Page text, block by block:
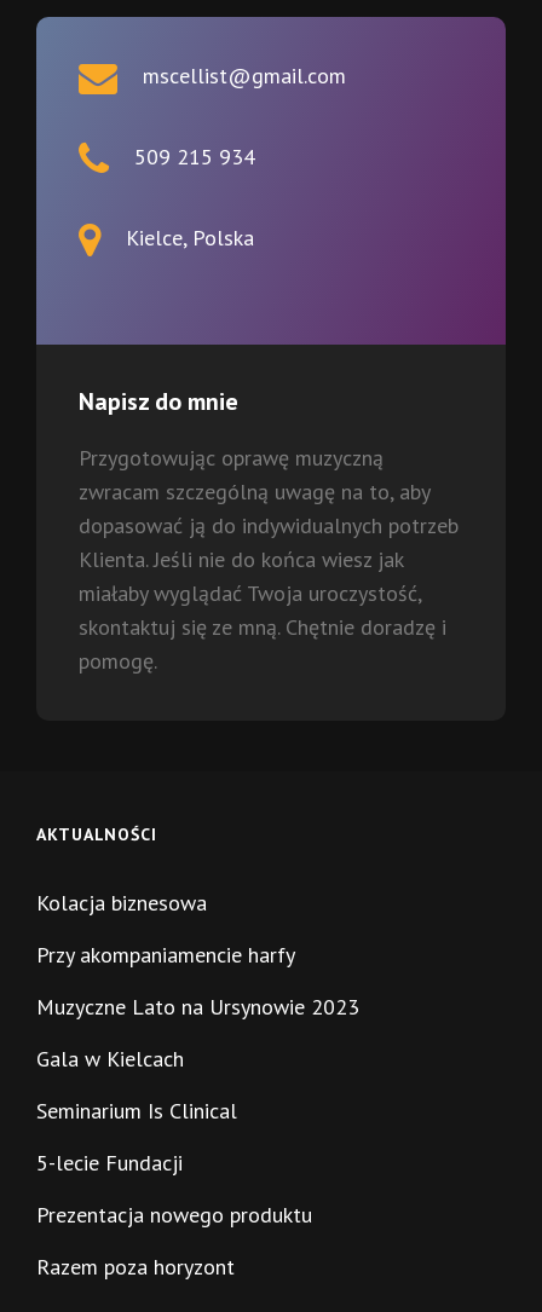
mscellist@gmail.com
509 215 934
Kielce, Polska
Napisz do mnie
Przygotowując oprawę muzyczną
zwracam szczególną uwagę na to, aby
dopasować ją do indywidualnych potrzeb
Klienta. Jeśli nie do końca wiesz jak
miałaby wyglądać Twoja uroczystość,
skontaktuj się ze mną. Chętnie doradzę i
pomogę.
AKTUALNOŚCI
Kolacja biznesowa
Przy akompaniamencie harfy
Muzyczne Lato na Ursynowie 2023
Gala w Kielcach
Seminarium Is Clinical
5-lecie Fundacji
Prezentacja nowego produktu
Razem poza horyzont